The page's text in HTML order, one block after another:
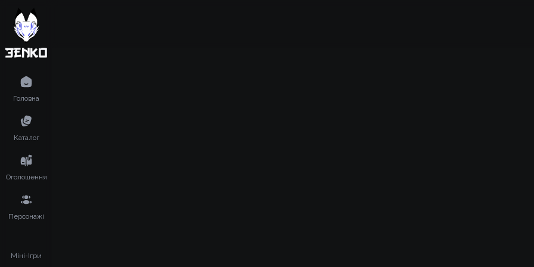
Головна
Каталог
Оголошення
Персонажі
Міні-Ігри